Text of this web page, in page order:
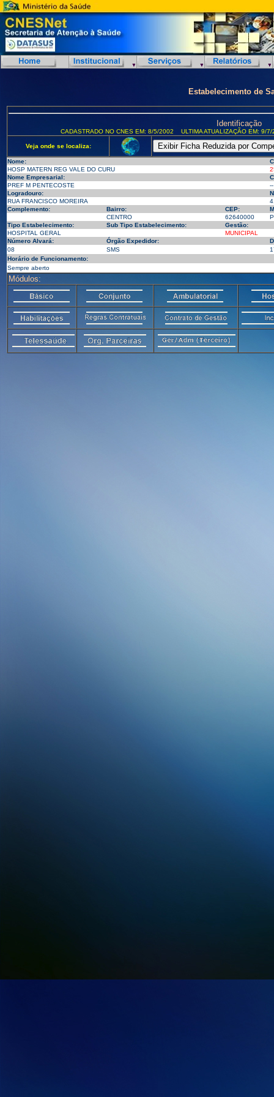
Estabelecimento de
Identificação
CADASTRADO NO CNES EM: 8/5/2002 ULTIMA ATUALIZAÇÃO EM: 9/
Veja onde se localiza:
Nome:
HOSP MATERN REG VALE DO CURU
Nome Empresarial:
PREF M PENTECOSTE
--
Logradouro:
RUA FRANCISCO MOREIRA
Complemento:
Bairro: CEP:
CENTRO
62640000
Tipo Estabelecimento:
Sub Tipo Estabelecimento:
Gestão:
HOSPITAL GERAL
MUNICIPAL
Número Alvará:
Órgão Expedidor:
08
SMS
Horário de Funcionamento:
Sempre aberto
Módulos: